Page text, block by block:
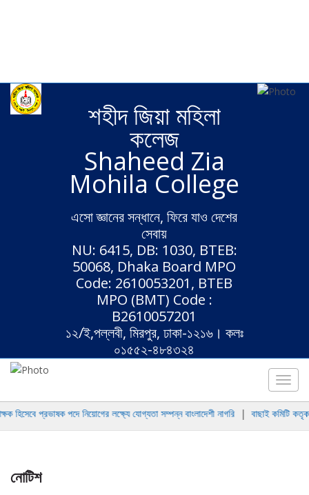
শহীদ জিয়া মহিলা
কলেজ
Shaheed Zia
Mohila College
এসো জ্ঞানের সন্ধানে, ফিরে যাও দেশের
সেবায়
NU: 6415, DB: 1030, BTEB:
50068, Dhaka Board MPO
Code: 2610053201, BTEB
MPO (BMT) Code :
B2610057201
১২/ই,পল্লবী, মিরপুর, ঢাকা-১২১৬। কলঃ
০১৫৫২-৪৮৪৩২৪
প্রভাষক পদে নিয়োগের লক্ষ্যে যোগ্যতা সম্পন্ন বাংলাদেশী নাগরি| বাছাই কমিটি কতৃক
নোটিশ